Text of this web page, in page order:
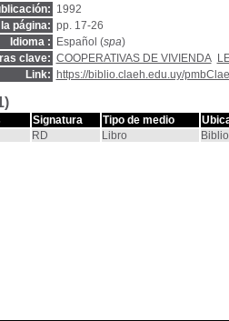
1992
página: pp. 17-26
Idioma :
Español (spa)
clave: COOPERATIVAS DE VIVIENDA
Link:
https://biblio.claeh.edu.uy/
Signatura Tipo de medio
RD Libro